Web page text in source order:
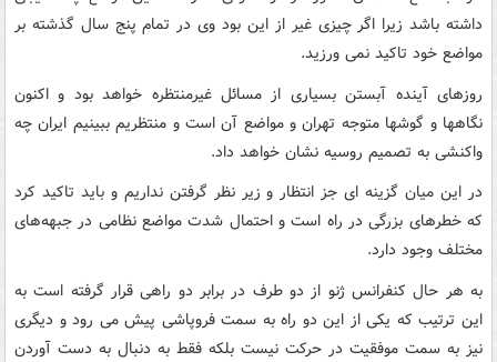
داشته باشد زیرا اگر چیزی غیر از این بود وی در تمام پنج سال گذشته بر
مواضع خود تاکید نمی ورزید.
روزهای آینده آبستن بسیاری از مسائل غیرمنتظره خواهد بود و اکنون
نگاهها و گوشها متوجه تهران و مواضع آن است و منتظریم ببینیم ایران چه
واکنشی به تصمیم روسیه نشان خواهد داد.
در این میان گزینه ای جز انتظار و زیر نظر گرفتن نداریم و باید تاکید کرد
که خطرهای بزرگی در راه است و احتمال شدت مواضع نظامی در جبهه‌های
مختلف وجود دارد.
به هر حال کنفرانس ژنو از دو طرف در برابر دو راهی قرار گرفته است به
این ترتیب که یکی از این دو راه به سمت فروپاشی پیش می رود و دیگری
نیز به سمت موفقیت در حرکت نیست بلکه فقط به دنبال به دست آوردن